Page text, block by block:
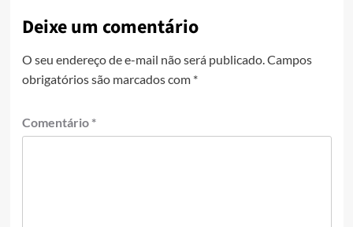
Deixe um comentário
O seu endereço de e-mail não será publicado.Campos
obrigatórios são marcados com *
Comentário *